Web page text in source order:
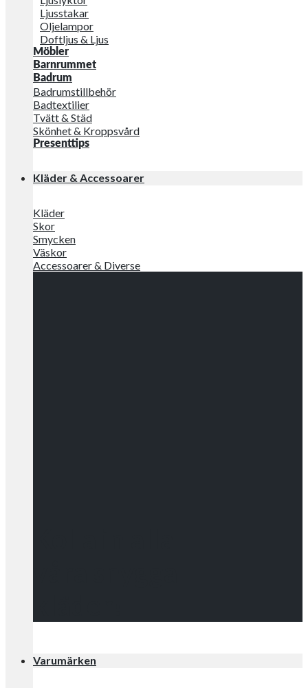
Ljusstakar
Oljelampor
Doftljus & Ljus
Möbler
Barnrummet
Badrum
Badrumstillbehör
Badtextilier
Tvätt & Städ
Skönhet & Kroppsvård
Presenttips
Kläder & Accessoarer
Kläder
Skor
Smycken
Väskor
Accessoarer & Diverse
Varumärken